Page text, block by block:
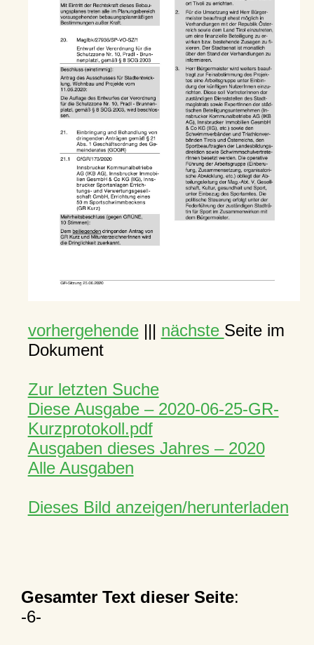
vorhergehende||| nächste Seite im
Dokument
Zur letzten Suche
Diese Ausgabe – 2020-06-25-GR-
Kurzprotokoll.pdf
Ausgaben dieses Jahres – 2020
Alle Ausgaben
Dieses Bild anzeigen/herunterladen
Gesamter Text dieser Seite:
-6-